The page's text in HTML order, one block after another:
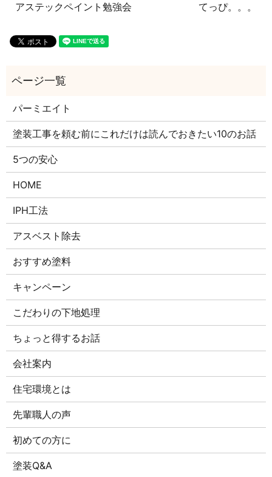
アステックペイント勉強会 てっぴ。。。
パーミエイト
塗装工事を頼む前にこれだけは読んでおきたい10のお話
5つの安心
HOME
IPH工法
アスベスト除去
おすすめ塗料
キャンペーン
こだわりの下地処理
ちょっと得するお話
会社案内
住宅環境とは
先輩職人の声
初めての方に
塗装Q&A